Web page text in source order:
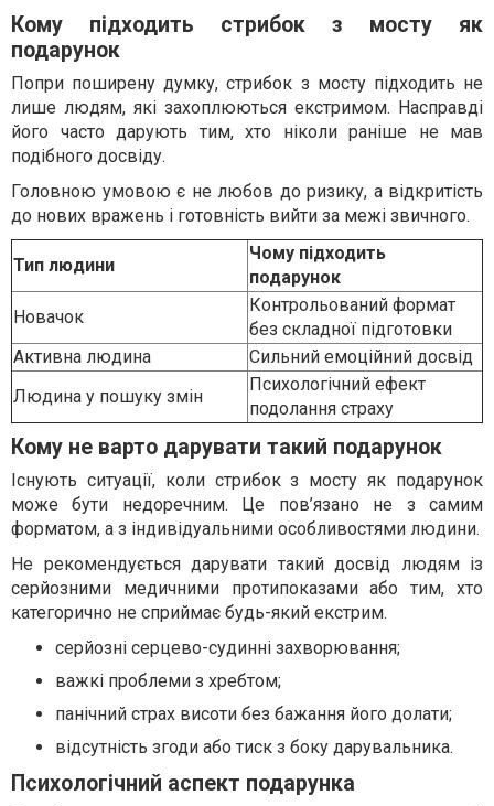
Кому підходить стрибок з мосту як
подарунок
Попри поширену думку, стрибок з мосту підходить не
лише людям, які захоплюються екстримом. Насправді
його часто дарують тим, хто ніколи раніше не мав
подібного досвіду.
Головною умовою є не любов до ризику, а відкритість
до нових вражень і готовність вийти за межі звичного.
Тип людини
Чому підходить
подарунок
Новачок
Контрольований формат
без складної підготовки
Активна людина
Сильний емоційний досвід
Людина у пошуку змін
Психологічний ефект
подолання страху
Кому не варто дарувати такий подарунок
Існують ситуації, коли стрибок з мосту як подарунок
може бути недоречним. Це пов’язано не з самим
форматом, а з індивідуальними особливостями людини.
Не рекомендується дарувати такий досвід людям із
серйозними медичними протипоказами або тим, хто
категорично не сприймає будь-який екстрим.
серйозні серцево-судинні захворювання;
важкі проблеми з хребтом;
панічний страх висоти без бажання його долати;
відсутність згоди або тиск з боку дарувальника.
Психологічний аспект подарунка